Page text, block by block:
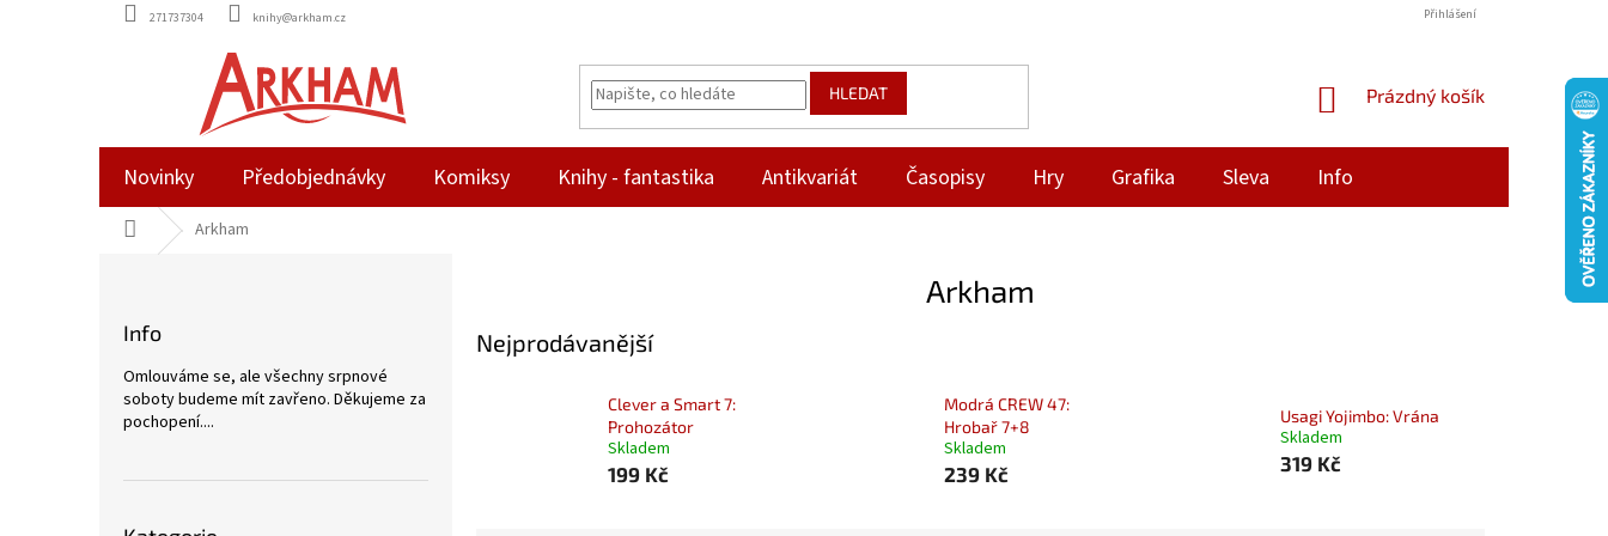
271737304 knihy@arkham.cz Přihlášení
HLEDAT
NÁKUPNÍ
Prázdný košík
Novinky Předobjednávky Komiksy Knihy - fantastika Antikvariát Časopisy Hry Grafika Sleva Info
Domů Arkham
Info
Omlouváme se, ale všechny srpnové
soboty budeme mít zavřeno. Děkujeme za
pochopení....
Arkham
Nejprodávanější
Clever a Smart 7:
Prohozátor
Skladem
199 Kč
Modrá CREW 47:
Hrobař 7+8
Skladem
239 Kč
Usagi Yojimbo: Vrána
Skladem
319 Kč